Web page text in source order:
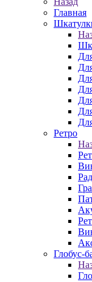
Главная
Ретро
Глобус-